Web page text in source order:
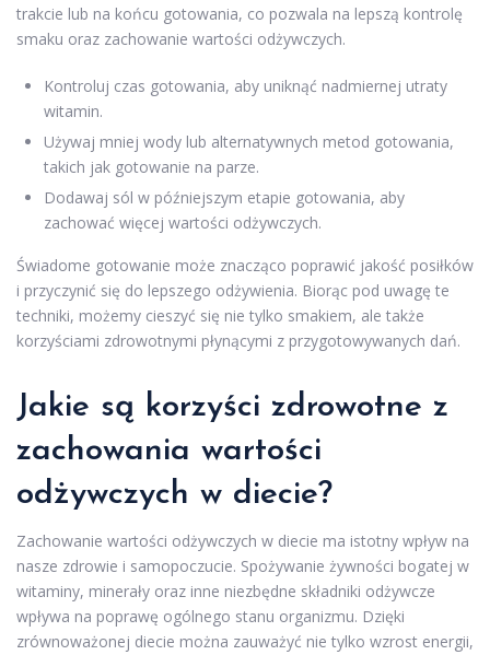
trakcie lub na końcu gotowania, co pozwala na lepszą kontrolę
smaku oraz zachowanie wartości odżywczych.
Kontroluj czas gotowania, aby uniknąć nadmiernej utraty
witamin.
Używaj mniej wody lub alternatywnych metod gotowania,
takich jak gotowanie na parze.
Dodawaj sól w późniejszym etapie gotowania, aby
zachować więcej wartości odżywczych.
Świadome gotowanie może znacząco poprawić jakość posiłków
i przyczynić się do lepszego odżywienia. Biorąc pod uwagę te
techniki, możemy cieszyć się nie tylko smakiem, ale także
korzyściami zdrowotnymi płynącymi z przygotowywanych dań.
Jakie są korzyści zdrowotne z
zachowania wartości
odżywczych w diecie?
Zachowanie wartości odżywczych w diecie ma istotny wpływ na
nasze zdrowie i samopoczucie. Spożywanie żywności bogatej w
witaminy, minerały oraz inne niezbędne składniki odżywcze
wpływa na poprawę ogólnego stanu organizmu. Dzięki
zrównoważonej diecie można zauważyć nie tylko wzrost energii,